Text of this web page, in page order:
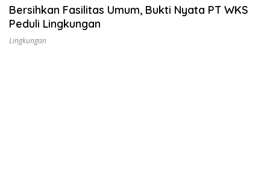
Bersihkan Fasilitas Umum, Bukti Nyata PT WKS
Peduli Lingkungan
Lingkungan